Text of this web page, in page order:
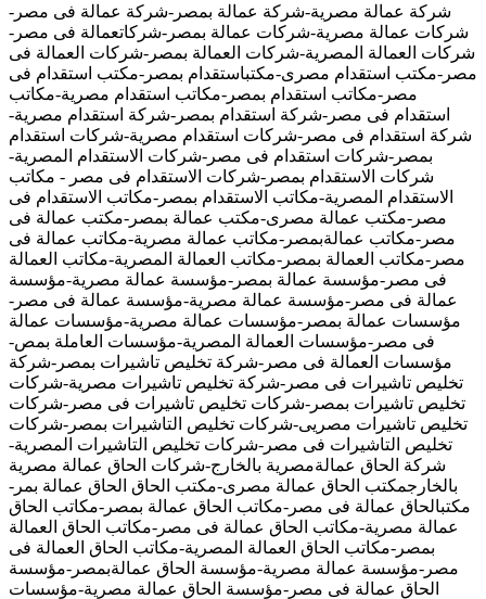
شركة عمالة مصرية-شركة عمالة بمصر-شركة عمالة فى مصر-
شركات عمالة مصرية-شركات عمالة بمصر-شركاتعمالة فى مصر-
شركات العمالة المصرية-شركات العمالة بمصر-شركات العمالة فى
مصر-مكتب استقدام مصرى-مكتباستقدام بمصر-مكتب استقدام فى
مصر-مكاتب استقدام بمصر-مكاتب استقدام مصرية-مكاتب
استقدام فى مصر-شركة استقدام بمصر-شركة استقدام مصرية-
شركة استقدام فى مصر-شركات استقدام مصرية-شركات استقدام
بمصر-شركات استقدام فى مصر-شركات الاستقدام المصرية-
شركات الاستقدام بمصر-شركات الاستقدام فى مصر - مكاتب
الاستقدام المصرية-مكاتب الاستقدام بمصر-مكاتب الاستقدام فى
مصر-مكتب عمالة مصرى-مكتب عمالة بمصر-مكتب عمالة فى
مصر-مكاتب عمالةبمصر-مكاتب عمالة مصرية-مكاتب عمالة فى
مصر-مكاتب العمالة بمصر-مكاتب العمالة المصرية-مكاتب العمالة
فى مصر-مؤسسة عمالة بمصر-مؤسسة عمالة مصرية-مؤسسة
عمالة فى مصر-مؤسسة عمالة مصرية-مؤسسة عمالة فى مصر-
مؤسسات عمالة بمصر-مؤسسات عمالة مصرية-مؤسسات عمالة
فى مصر-مؤسسات العمالة المصرية-مؤسسات العاملة بمص-
مؤسسات العمالة فى مصر-شركة تخليص تاشيرات بمصر-شركة
تخليص تاشيرات فى مصر-شركة تخليص تاشيرات مصرية-شركات
تخليص تاشيرات بمصر-شركات تخليص تاشيرات فى مصر-شركات
تخليص تاشيرات مصريى-شركات تخليص التاشيرات بمصر-شركات
تخليص التاشيرات فى مصر-شركات تخليص التاشيرات المصرية-
شركة الحاق عمالةمصرية بالخارج-شركات الحاق عمالة مصرية
بالخارجمكتب الحاق عمالة مصرى-مكتب الحاق الحاق عمالة بمر-
مكتبالحاق عمالة فى مصر-مكاتب الحاق عمالة بمصر-مكاتب الحاق
عمالة مصرية-مكاتب الحاق عمالة فى مصر-مكاتب الحاق العمالة
بمصر-مكاتب الحاق العمالة المصرية-مكاتب الحاق العمالة فى
مصر-مؤسسة عمالة مصرية-مؤسسة الحاق عمالةبمصر-مؤسسة
الحاق عمالة فى مصر-مؤسسة الحاق عمالة مصرية-مؤسسات